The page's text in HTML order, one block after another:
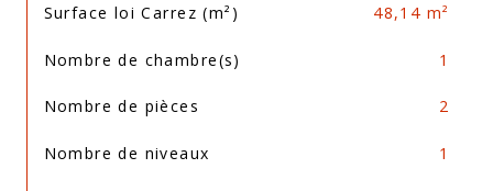
Surface loi Carrez (m²) 48,14 m²
Nombre de chambre(s) 1
Nombre de pièces 2
Nombre de niveaux 1